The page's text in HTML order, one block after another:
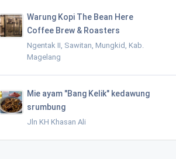
Warung Kopi The Bean Here
Coffee Brew & Roasters
Ngentak II, Sawitan, Mungkid, Kab.
Magelang
Mie ayam "Bang Kelik" kedawung
srumbung
Jln KH Khasan Ali